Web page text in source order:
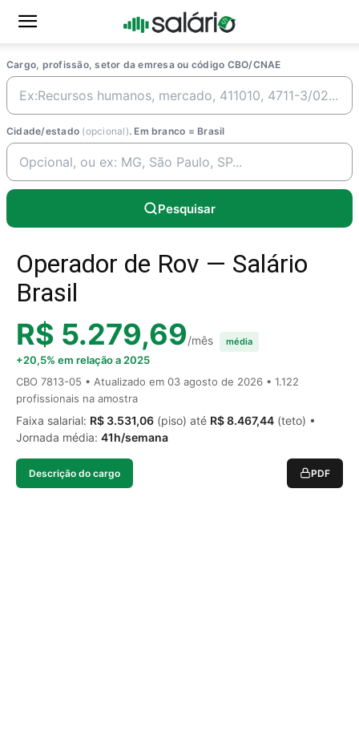
Cargo, profissão, setor da emresa ou código CBO/CNAE
Cidade/estado (opcional). Em branco = Brasil
Pesquisar
Operador de Rov — Salário
Brasil
R$ 5.279,69/mês média
+20,5% em relação a 2025
CBO 7813-05 • Atualizado em 03 agosto de 2026 • 1.122
profissionais na amostra
Faixa salarial: R$ 3.531,06 (piso) até R$ 8.467,44 (teto) •
Jornada média: 41h/semana
Descrição do cargo PDF